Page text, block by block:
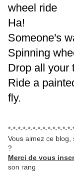
wheel ride
Ha!
Someone's
Spinning
Drop all your
Ride a
fly.
*-*-*-*-*-*-*-*-*-*-*-*-
Vous aimez ce
?
Merci de vous
son rang